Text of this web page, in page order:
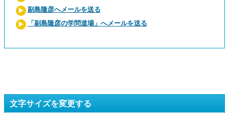
副島隆彦へメールを送る
「副島隆彦の学問道場」へメールを送る
文字サイズを変更する